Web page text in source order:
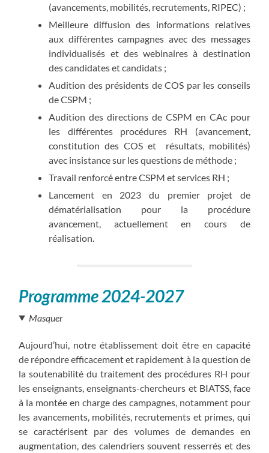
(avancements, mobilités, recrutements, RIPEC) ;
Meilleure diffusion des informations relatives
aux différentes campagnes avec des messages
individualisés et des webinaires à destination
des candidates et candidats ;
Audition des présidents de COS par les conseils
de CSPM ;
Audition des directions de CSPM en CAc pour
les différentes procédures RH (avancement,
constitution des COS et résultats, mobilités)
avec insistance sur les questions de méthode ;
Travail renforcé entre CSPM et services RH ;
Lancement en 2023 du premier projet de
dématérialisation pour la procédure
avancement, actuellement en cours de
réalisation.
Programme 2024-2027
Masquer
Aujourd’hui, notre établissement doit être en capacité
de répondre efficacement et rapidement à la question de
la soutenabilité du traitement des procédures RH pour
les enseignants, enseignants-chercheurs et BIATSS, face
à la montée en charge des campagnes, notamment pour
les avancements, mobilités, recrutements et primes, qui
se caractérisent par des volumes de demandes en
augmentation, des calendriers souvent resserrés et des